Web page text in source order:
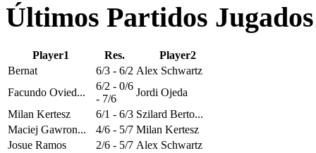
Últimos Partidos Jugados
Player1 Res.
Player2
Bernat
6/3 - 6/2 Alex Schwartz
Facundo Ovied...
6/2 - 0/6
- 7/6
Jordi Ojeda
Milan Kertesz
6/1 - 6/3 Szilard Berto...
Maciej Gawron...
4/6 - 5/7 Milan Kertesz
Josue Ramos
2/6 - 5/7 Alex Schwartz